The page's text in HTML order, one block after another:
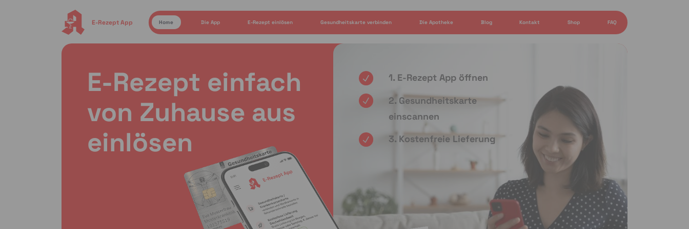
E-Rezept App Home Die App E-Rezept einlösen Gesundheitskarte verbinden Die Apotheke Blog Kontakt Shop FAQ
E-Rezept einfach
von Zuhause aus
einlösen
1. E-Rezept App öffnen
2. Gesundheitskarte
einscannen
3. Kostenfreie Lieferung